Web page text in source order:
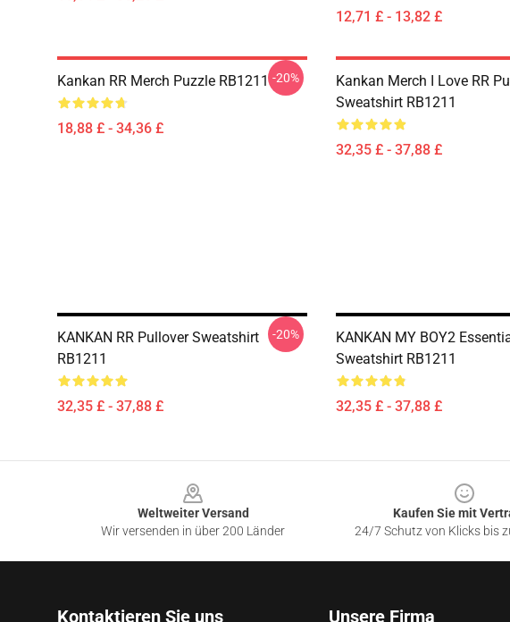
12,71 £ - 13,82 £
Kankan RR Merch Puzzle RB1211
18,88 £ - 34,36 £
-20%
Kankan Merch I Love RR
Sweatshirt RB1211
32,35 £ - 37,88 £
KANKAN RR Pullover Sweatshirt
RB1211
32,35 £ - 37,88 £
-20%
KANKAN MY BOY2
Sweatshirt RB1211
32,35 £ - 37,88 £
Weltweiter Versand
Wir versenden in über 200 Länder
Kaufen Sie mit
24/7 Schutz von Klicks bis
Kontaktieren Sie uns Unsere Firma